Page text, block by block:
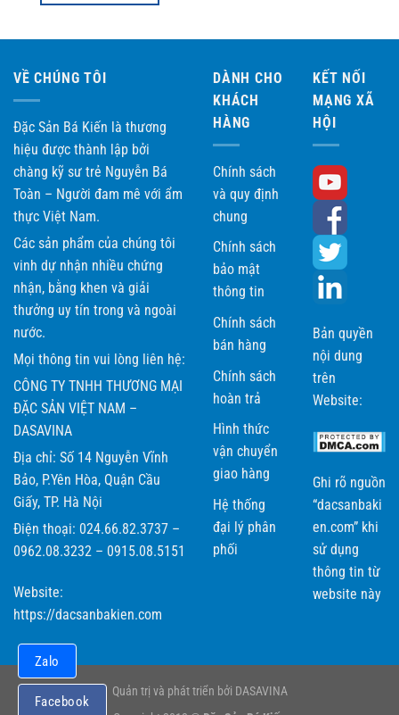
VỀ CHÚNG TÔI
Đặc Sản Bá Kiến là thương
hiệu được thành lập bởi
chàng kỹ sư trẻ Nguyễn Bá
Toàn – Người đam mê với ẩm
thực Việt Nam.
Các sản phẩm của chúng tôi
vinh dự nhận nhiều chứng
nhận, bằng khen và giải
thưởng uy tín trong và ngoài
nước.
Mọi thông tin vui lòng liên hệ:
CÔNG TY TNHH THƯƠNG MẠI
ĐẶC SẢN VIỆT NAM –
DASAVINA
Địa chỉ: Số 14 Nguyễn Vĩnh
Bảo, P.Yên Hòa, Quận Cầu
Giấy, TP. Hà Nội
Điện thoại: 024.66.82.3737 –
0962.08.3232 – 0915.08.5151
Website:
https://dacsanbakien.com
DÀNH CHO
KHÁCH
HÀNG
Chính sách
và quy định
chung
Chính sách
bảo mật
thông tin
Chính sách
bán hàng
Chính sách
hoàn trả
Hình thức
vận chuyển
giao hàng
Hệ thống
đại lý phân
phối
KẾT NỐI
MẠNG XÃ
HỘI
Bản quyền
nội dung
trên
Website:
Ghi rõ nguồn
“dacsanbaki
en.com” khi
sử dụng
thông tin từ
website này
Quản trị và phát triển bởi DASAVINA
Zalo
Facebook